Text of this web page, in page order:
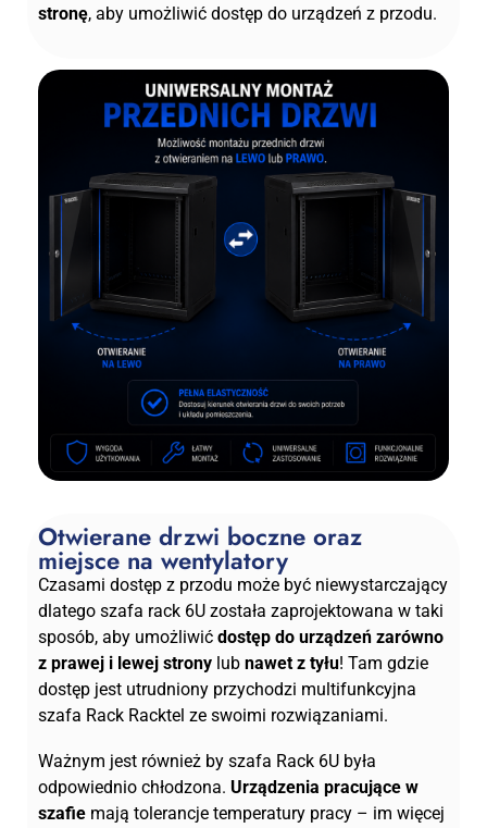
stronę, aby umożliwić dostęp do urządzeń z przodu.
Otwierane drzwi boczne oraz
miejsce na wentylatory
Czasami dostęp z przodu może być niewystarczający
dlatego szafa rack 6U została zaprojektowana w taki
sposób, aby umożliwić dostęp do urządzeń zarówno
z prawej i lewej strony lub nawet z tyłu! Tam gdzie
dostęp jest utrudniony przychodzi multifunkcyjna
szafa Rack Racktel ze swoimi rozwiązaniami.
Ważnym jest również by szafa Rack 6U była
odpowiednio chłodzona. Urządzenia pracujące w
szafie mają tolerancje temperatury pracy – im więcej